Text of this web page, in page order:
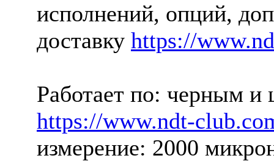
исполнений, опций,
доставку https://
Работает по: черным и
https://www.ndt-
измерение: 2000